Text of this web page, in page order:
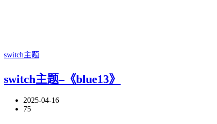
switch主题
switch主题–《blue13》
2025-04-16
75